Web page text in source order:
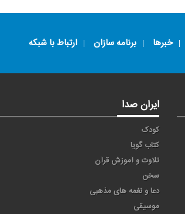
خبرها برنامه سازان ارتباط با شبکه
ایران صدا
کودک
کتاب گویا
تلاوت و آموزش قرآن
سخن
دعا و نغمه های مذهبی
موسیقی